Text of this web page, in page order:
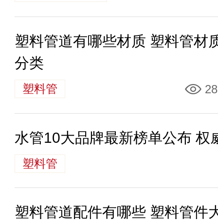
塑料管道有哪些材质 塑料管材
分类
塑料管
水管10大品牌最新榜单公布 权
塑料管
塑料管道配件有哪些 塑料管件